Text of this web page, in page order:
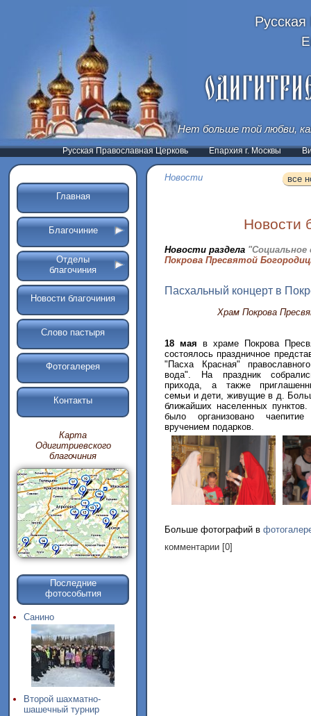
Нет больше той любви,
Русская Православная Церковь Епархия г. Москвы
Главная
Благочиние
Отделы
благочиния
Новости благочиния
Слово пастыря
Фотогалерея
Контакты
Карта
Одигитриевского
благочиния
Последние
фотособытия
Санино
Второй шахматно-
шашечный турнир
Новости все
Новости
Новости раздела "Социальное
Покрова Пресвятой
Пасхальный концерт в
Храм Покрова
18 мая в храме Покрова
состоялось праздничное
"Пасха Красная"
вода". На праздник
прихода, а также
семьи и дети, живущие в д.
ближайших населенных пунктов.
было организовано
вручением подарков.
Больше фотографий в
комментарии [0]